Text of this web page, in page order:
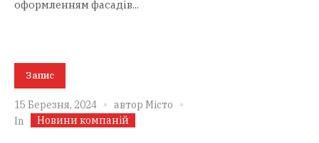
оформленням фасадів...
Запис
15 Березня, 2024 автор Місто
In
Новини компаній